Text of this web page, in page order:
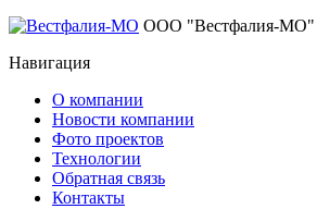
ООО "Вестфалия-МО" —
Навигация
О компании
Новости компании
Фото проектов
Технологии
Обратная связь
Контакты